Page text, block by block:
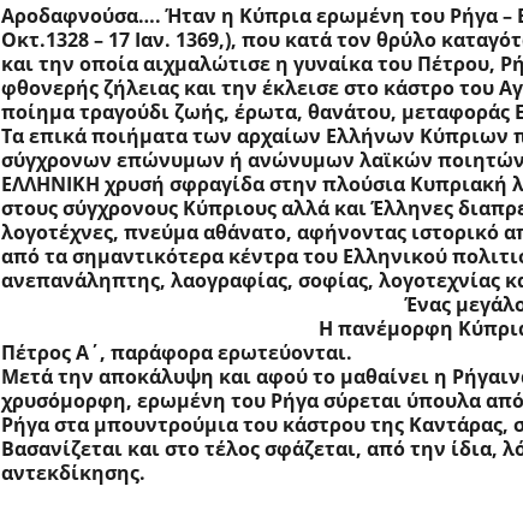
Αροδαφνούσα…. Ήταν η Κύπρια ερωμένη του Ρήγα –
Οκτ.1328 – 17 Ιαν. 1369,), που κατά τον θρύλο
και την οποία αιχμαλώτισε η γυναίκα του Πέτρου,
φθονερής ζήλειας και την έκλεισε στο κάστρο του
ποίημα τραγούδι ζωής, έρωτα, θανάτου, μεταφοράς
Τα επικά ποιήματα των αρχαίων Ελλήνων Κύπριων
σύγχρονων επώνυμων ή ανώνυμων λαϊκών
ΕΛΛΗΝΙΚΗ χρυσή σφραγίδα στην πλούσια Κυπριακή
στους σύγχρονους Κύπριους αλλά και Έλληνες
λογοτέχνες, πνεύμα αθάνατο, αφήνοντας ιστορικό
από τα σημαντικότερα κέντρα του Ελληνικού
ανεπανάληπτης, λαογραφίας, σοφίας,
Ένας μεγάλος έρωτας με
Η πανέμορφη Κύπρια
Πέτρος Α΄, παράφορα ερωτεύονται.
Μετά την αποκάλυψη και αφού το μαθαίνει η
χρυσόμορφη, ερωμένη του Ρήγα σύρεται ύπουλα
Ρήγα στα μπουντρούμια του κάστρου της Καντάρας,
Βασανίζεται και στο τέλος σφάζεται, από την ίδια,
αντεκδίκησης.